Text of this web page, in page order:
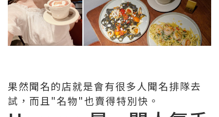
果然聞名的店就是會有很多人聞名排隊去
試，而且"名物"也賣得特別快。